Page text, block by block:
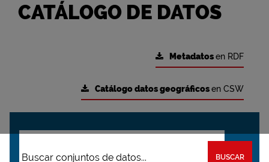
CATÁLOGO DE DATOS
Metadatosen RDF
Catálogo datos geográficosen CSW
BUSCAR